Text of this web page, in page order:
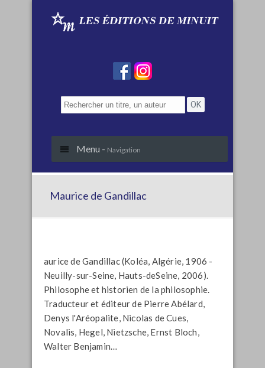
Menu - Navigation
Maurice de Gandillac
aurice de Gandillac (Koléa, Algérie, 1906 -
Neuilly-sur-Seine, Hauts-deSeine, 2006).
Philosophe et historien de la philosophie.
Traducteur et éditeur de Pierre Abélard,
Denys l'Aréopalite, Nicolas de Cues,
Novalis, Hegel, Nietzsche, Ernst Bloch,
Walter Benjamin…